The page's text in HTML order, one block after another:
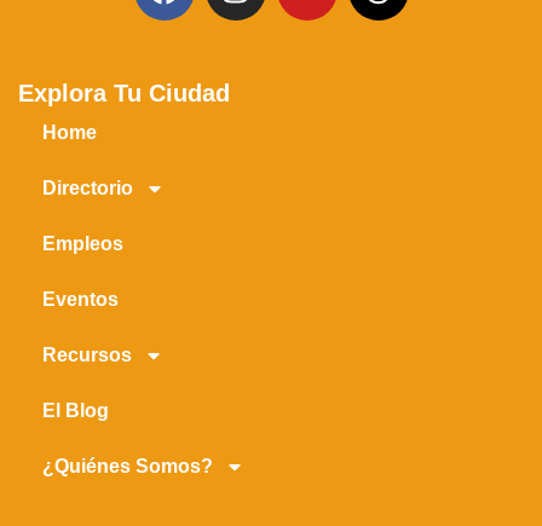
Explora Tu Ciudad
Home
Directorio
Empleos
Eventos
Recursos
El Blog
¿Quiénes Somos?